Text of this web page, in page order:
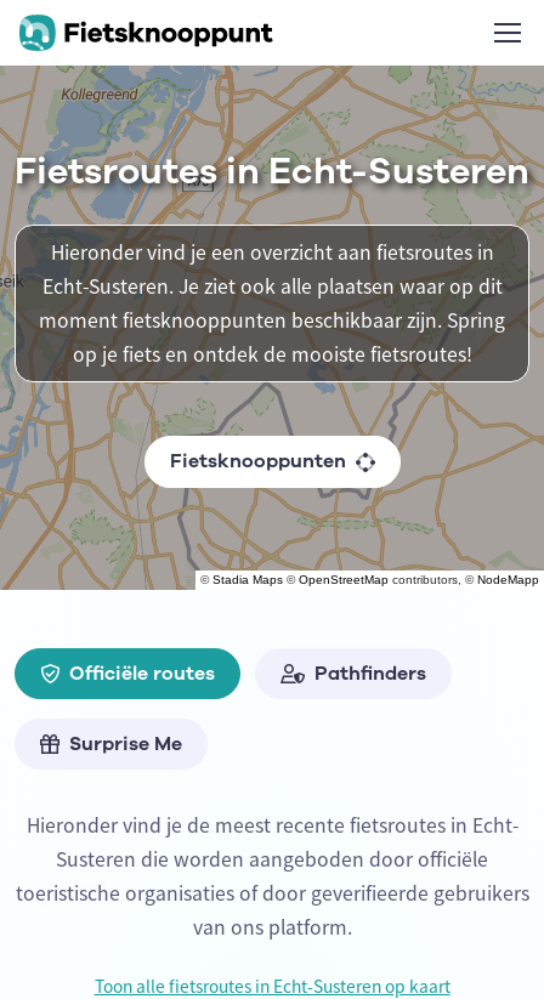
©Stadia Maps ©OpenStreetMap contributors, ©NodeMapp
Fietsroutes in Echt-Susteren
Hieronder vind je een overzicht aan fietsroutes in
Echt-Susteren. Je ziet ook alle plaatsen waar op dit
moment fietsknooppunten beschikbaar zijn. Spring
op je fiets en ontdek de mooiste fietsroutes!
Fietsknooppunten
Officiële routes Pathfinders
Surprise Me
Hieronder vind je de meest recente fietsroutes in Echt-
Susteren die worden aangeboden door officiële
toeristische organisaties of door geverifieerde gebruikers
van ons platform.
Toon alle fietsroutes in Echt-Susteren op kaart